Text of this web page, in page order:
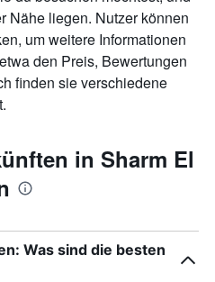
Nähe liegen. Nutzer können
um weitere Informationen
den Preis, Bewertungen
finden sie verschiedene
in Sharm El
Was sind die besten